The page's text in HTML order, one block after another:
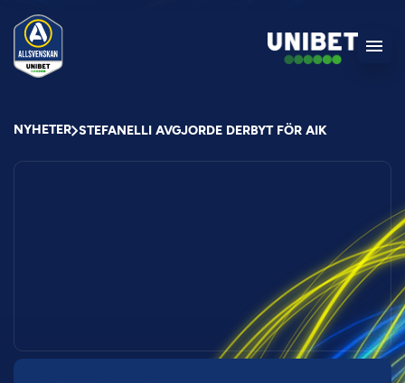
NYHETER STEFANELLI AVGJORDE DERBYT FÖR AIK